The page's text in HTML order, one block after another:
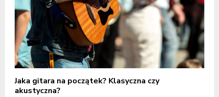
Jaka gitara na początek? Klasyczna czy
akustyczna?